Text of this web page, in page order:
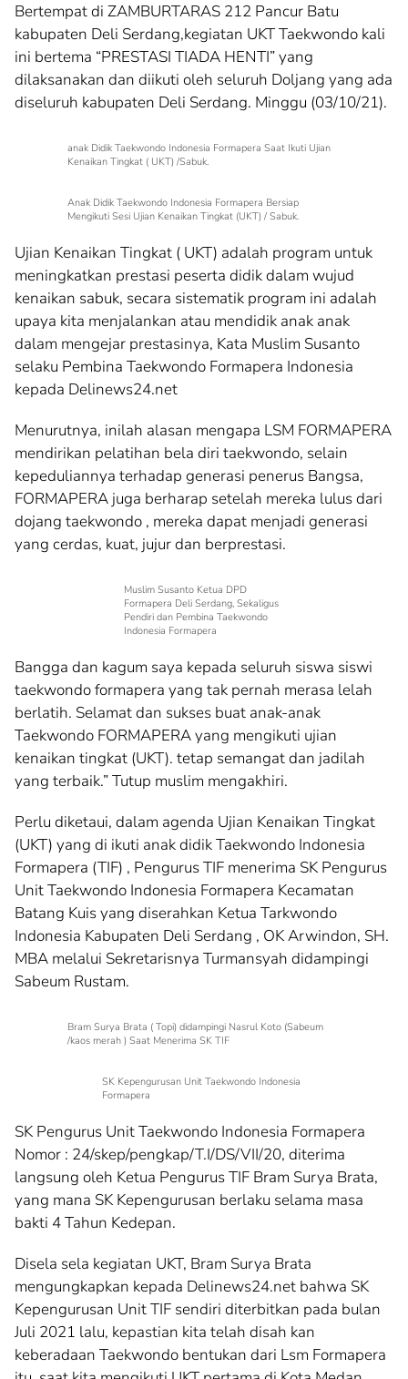
Bertempat di ZAMBURTARAS 212 Pancur Batu
kabupaten Deli Serdang,kegiatan UKT Taekwondo kali
ini bertema “PRESTASI TIADA HENTI” yang
dilaksanakan dan diikuti oleh seluruh Doljang yang ada
diseluruh kabupaten Deli Serdang. Minggu (03/10/21).
anak Didik Taekwondo Indonesia Formapera Saat Ikuti Ujian
Kenaikan Tingkat ( UKT) /Sabuk.
Anak Didik Taekwondo Indonesia Formapera Bersiap
Mengikuti Sesi Ujian Kenaikan Tingkat (UKT) / Sabuk.
Ujian Kenaikan Tingkat ( UKT) adalah program untuk
meningkatkan prestasi peserta didik dalam wujud
kenaikan sabuk, secara sistematik program ini adalah
upaya kita menjalankan atau mendidik anak anak
dalam mengejar prestasinya, Kata Muslim Susanto
selaku Pembina Taekwondo Formapera Indonesia
kepada Delinews24.net
Menurutnya, inilah alasan mengapa LSM FORMAPERA
mendirikan pelatihan bela diri taekwondo, selain
kepeduliannya terhadap generasi penerus Bangsa,
FORMAPERA juga berharap setelah mereka lulus dari
dojang taekwondo , mereka dapat menjadi generasi
yang cerdas, kuat, jujur dan berprestasi.
Muslim Susanto Ketua DPD
Formapera Deli Serdang, Sekaligus
Pendiri dan Pembina Taekwondo
Indonesia Formapera
Bangga dan kagum saya kepada seluruh siswa siswi
taekwondo formapera yang tak pernah merasa lelah
berlatih. Selamat dan sukses buat anak-anak
Taekwondo FORMAPERA yang mengikuti ujian
kenaikan tingkat (UKT). tetap semangat dan jadilah
yang terbaik.” Tutup muslim mengakhiri.
Perlu diketaui, dalam agenda Ujian Kenaikan Tingkat
(UKT) yang di ikuti anak didik Taekwondo Indonesia
Formapera (TIF) , Pengurus TIF menerima SK Pengurus
Unit Taekwondo Indonesia Formapera Kecamatan
Batang Kuis yang diserahkan Ketua Tarkwondo
Indonesia Kabupaten Deli Serdang , OK Arwindon, SH.
MBA melalui Sekretarisnya Turmansyah didampingi
Sabeum Rustam.
Bram Surya Brata ( Topi) didampingi Nasrul Koto (Sabeum
/kaos merah ) Saat Menerima SK TIF
SK Kepengurusan Unit Taekwondo Indonesia
Formapera
SK Pengurus Unit Taekwondo Indonesia Formapera
Nomor : 24/skep/pengkap/T.I/DS/VII/20, diterima
langsung oleh Ketua Pengurus TIF Bram Surya Brata,
yang mana SK Kepengurusan berlaku selama masa
bakti 4 Tahun Kedepan.
Disela sela kegiatan UKT, Bram Surya Brata
mengungkapkan kepada Delinews24.net bahwa SK
Kepengurusan Unit TIF sendiri diterbitkan pada bulan
Juli 2021 lalu, kepastian kita telah disah kan
keberadaan Taekwondo bentukan dari Lsm Formapera